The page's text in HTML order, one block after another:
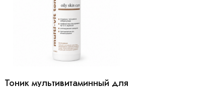
Тоник мультивитаминный для